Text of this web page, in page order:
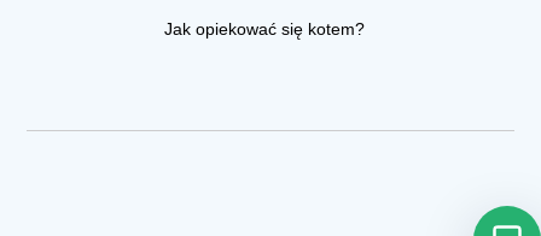
Jak opiekować się kotem?